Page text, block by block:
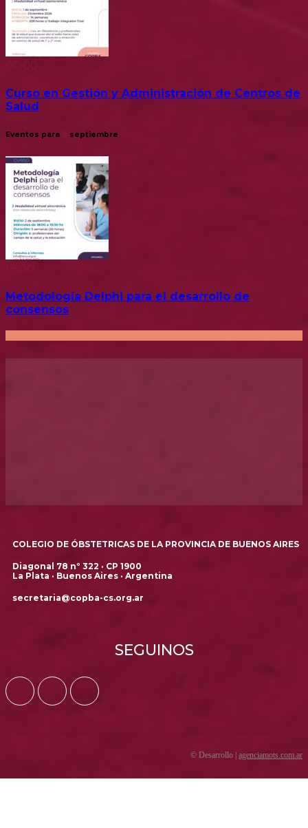
00:00
Curso en Gestión y Administración de Centros de
Salud
Eventos para septiembre
Metodología Delphi para el desarrollo de
consensos
COLEGIO DE ÓBSTETRICAS DE LA PROVINCIA DE BUENOS AIRES
Diagonal 78 nº 322 · CP 1900
La Plata · Buenos Aires · Argentina
secretaria@copba-cs.org.ar
SEGUINOS
© Desarrollo | agenciamots.com.ar